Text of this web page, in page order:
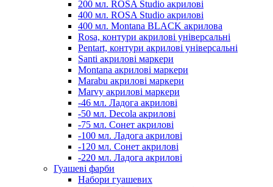
200 мл. ROSA Studio акрилові
400 мл. ROSA Studio акрилові
400 мл. Montana BLACK акрилова
Rosa, контури акрилові універсальні
Pentart, контури акрилові універсальні
Santi акрилові маркери
Montana акрилові маркери
Marabu акрилові маркери
Marvy акрилові маркери
-46 мл. Ладога акрилові
-50 мл. Decola акрилові
-75 мл. Сонет акрилові
-100 мл. Ладога акрилові
-120 мл. Сонет акрилові
-220 мл. Ладога акрилові
Гуашеві фарби
Набори гуашевих